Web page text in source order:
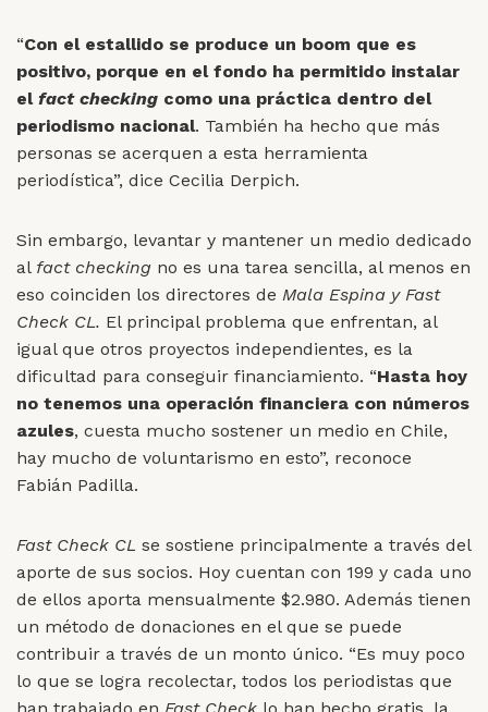
“Con el estallido se produce un boom que es
positivo, porque en el fondo ha permitido instalar
el fact checking como una práctica dentro del
periodismo nacional. También ha hecho que más
personas se acerquen a esta herramienta
periodística”, dice Cecilia Derpich.
Sin embargo, levantar y mantener un medio dedicado
al fact checking no es una tarea sencilla, al menos en
eso coinciden los directores de Mala Espina y Fast
Check CL. El principal problema que enfrentan, al
igual que otros proyectos independientes, es la
dificultad para conseguir financiamiento. “Hasta hoy
no tenemos una operación financiera con números
azules, cuesta mucho sostener un medio en Chile,
hay mucho de voluntarismo en esto”, reconoce
Fabián Padilla.
Fast Check CL se sostiene principalmente a través del
aporte de sus socios. Hoy cuentan con 199 y cada uno
de ellos aporta mensualmente $2.980. Además tienen
un método de donaciones en el que se puede
contribuir a través de un monto único. “Es muy poco
lo que se logra recolectar, todos los periodistas que